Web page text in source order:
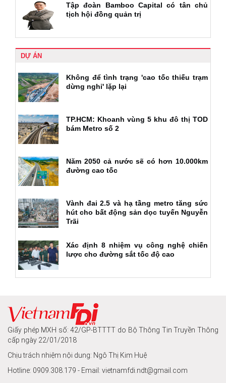
Tập đoàn Bamboo Capital có tân chủ
tịch hội đồng quản trị
DỰ ÁN
Không để tình trạng 'cao tốc thiếu trạm
dừng nghỉ' lặp lại
TP.HCM: Khoanh vùng 5 khu đô thị TOD
bám Metro số 2
Năm 2050 cả nước sẽ có hơn 10.000km
đường cao tốc
Vành đai 2.5 và hạ tầng metro tăng sức
hút cho bất động sản dọc tuyến Nguyễn
Trãi
Xác định 8 nhiệm vụ công nghệ chiến
lược cho đường sắt tốc độ cao
Giấy phép MXH số: 42/GP-BTTTT do Bộ Thông Tin Truyền Thông
cấp ngày 22/01/2018
Chịu trách nhiệm nội dung: Ngô Thị Kim Huệ
Hotline: 0909.308.179 - Email: vietnamfdi.ndt@gmail.com